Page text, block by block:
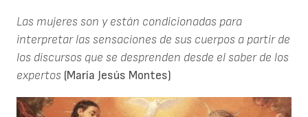
Las mujeres son y están condicionadas para
interpretar las sensaciones de sus cuerpos a partir de
los discursos que se desprenden desde el saber de los
expertos (María Jesús Montes)